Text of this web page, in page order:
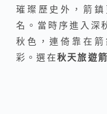
璀璨歷史外，箭
名。當時序進入深
秋色，連倚靠在
彩。選在秋天旅遊